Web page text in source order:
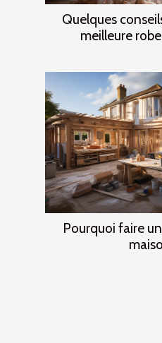
Quelques
meilleure
Pourquoi faire